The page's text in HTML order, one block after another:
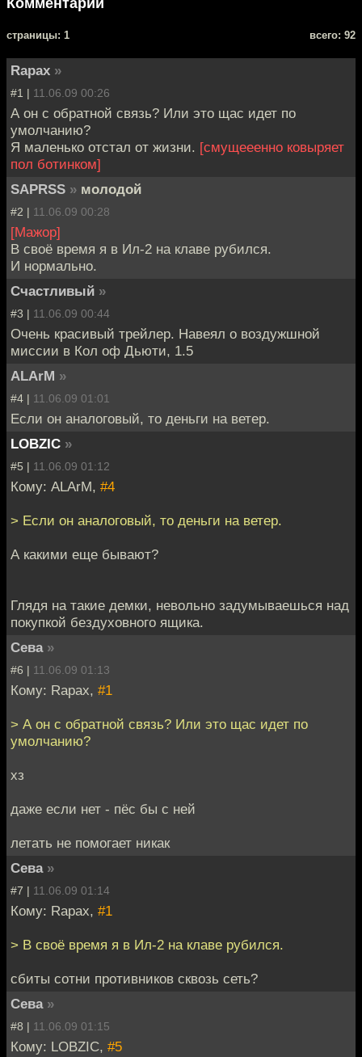
cтраницы: 1 всего: 92
Rapax »
#1 | 11.06.09 00:26
А он с обратной связь? Или это щас идет по
умолчанию?
Я маленько отстал от жизни. [смущееенно ковыряет
пол ботинком]
SAPRSS » молодой
#2 | 11.06.09 00:28
[Мажор]
В своё время я в Ил-2 на клаве рубился.
И нормально.
Счастливый »
#3 | 11.06.09 00:44
Очень красивый трейлер. Навеял о воздужшной
миссии в Кол оф Дьюти, 1.5
ALArM »
#4 | 11.06.09 01:01
Если он аналоговый, то деньги на ветер.
LOBZIC »
#5 | 11.06.09 01:12
Кому: ALArM, #4
> Если он аналоговый, то деньги на ветер.
А какими еще бывают?
Глядя на такие демки, невольно задумываешься над
покупкой бездуховного ящика.
Сева »
#6 | 11.06.09 01:13
Кому: Rapax, #1
> А он с обратной связь? Или это щас идет по
умолчанию?
хз
даже если нет - пёс бы с ней
летать не помогает никак
Сева »
#7 | 11.06.09 01:14
Кому: Rapax, #1
> В своё время я в Ил-2 на клаве рубился.
сбиты сотни противников сквозь сеть?
Сева »
#8 | 11.06.09 01:15
Кому: LOBZIC, #5